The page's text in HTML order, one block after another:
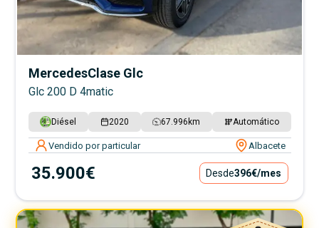
MercedesClase Glc
Glc 200 D 4matic
Diésel 2020 67.996 km Automático
Vendido por particular Albacete
35.900€ Desde396€/mes